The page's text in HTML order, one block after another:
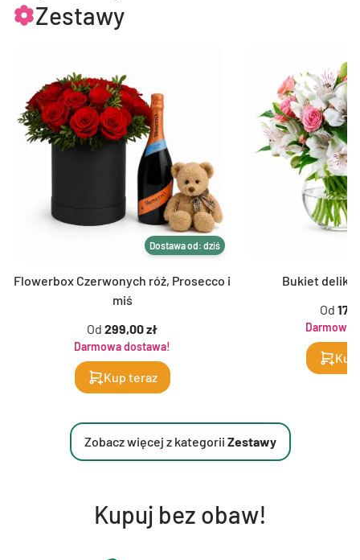
Zestawy
Dostawa od: dziś
Flowerbox Czerwonych róż, Prosecco i
miś
Od 299,00 zł
Darmowa dostawa!
Kup teraz
Bukiet
Od
Darmowa
Zobacz więcej z kategorii Zestawy
Kupuj bez obaw!